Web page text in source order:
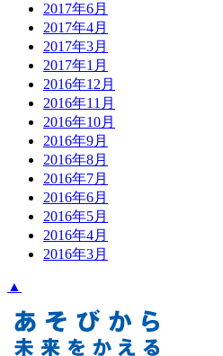
2017年6月
2017年4月
2017年3月
2017年1月
2016年12月
2016年11月
2016年10月
2016年9月
2016年8月
2016年7月
2016年6月
2016年5月
2016年4月
2016年3月
▲